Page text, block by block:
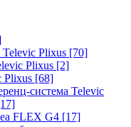
Plixus [70]
Plixus [2]
Plixus [68]
система Televic
FLEX G4 [17]